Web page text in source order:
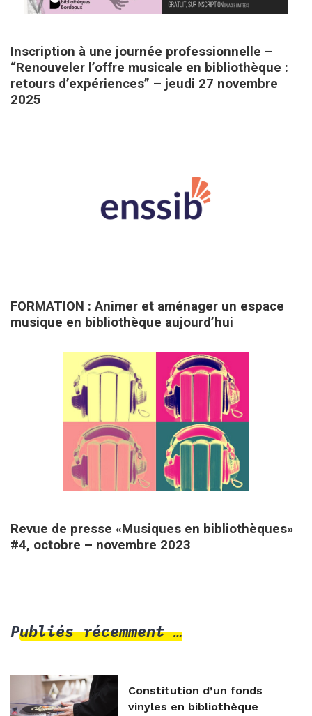
Inscription à une journée professionnelle –
“Renouveler l’offre musicale en bibliothèque :
retours d’expériences” – jeudi 27 novembre
2025
FORMATION : Animer et aménager un espace
musique en bibliothèque aujourd’hui
Revue de presse «Musiques en bibliothèques»
#4, octobre – novembre 2023
Publiés récemment …
Constitution d’un fonds
vinyles en bibliothèque